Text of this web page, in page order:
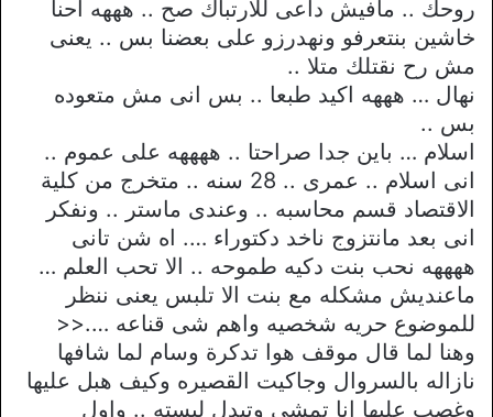
روحك .. مافيش داعى للارتباك صح .. هههه احنا
خاشين بنتعرفو ونهدرزو على بعضنا بس .. يعنى
مش رح نقتلك متلا ..
نهال … هههه اكيد طبعا .. بس انى مش متعوده
بس ..
اسلام … باين جدا صراحتا .. ههههه على عموم ..
انى اسلام .. عمرى .. 28 سنه .. متخرج من كلية
الاقتصاد قسم محاسبه .. وعندى ماستر .. ونفكر
انى بعد مانتزوج ناخد دكتوراء …. اه شن تانى
ههههه نحب بنت دكيه طموحه .. الا تحب العلم …
ماعنديش مشكله مع بنت الا تلبس يعنى ننظر
للموضوع حريه شخصيه واهم شى قناعه ….<<
وهنا لما قال موقف هوا تدكرة وسام لما شافها
نازاله بالسروال وجاكيت القصيره وكيف هبل عليها
وغصب عليها انا تمشى وتبدل لبسته .. واول